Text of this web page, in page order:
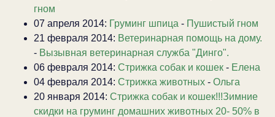
гном
07 апреля 2014: Груминг шпица - Пушистый гном
21 февраля 2014: Ветеринарная помощь на дому.
- Вызывная ветеринарная служба "Динго".
06 февраля 2014: Стрижка собак и кошек - Елена
04 февраля 2014: Стрижка животных - Ольга
20 января 2014: Стрижка собак и кошек!!!Зимние
скидки на груминг домашних животных 20- 50% в